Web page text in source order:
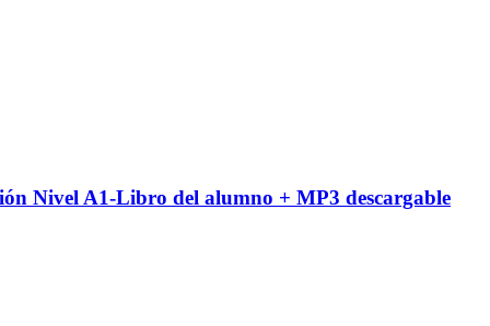
Nivel A1-Libro del alumno + MP3 descargable